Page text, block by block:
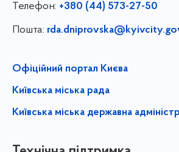
Телефон: +380 (44) 573-27-50
Пошта:
Офіційний портал Києва
Київська міська рада
Київська міська державна